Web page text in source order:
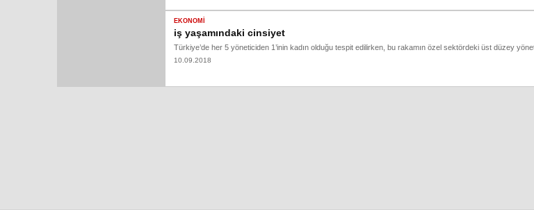
EKONOMI
iş yaşamındaki cinsiyet
Türkiye’de her 5 yöneticiden 1’inin kadın olduğu tespit edilirken, bu rakamın özel sektördeki üst düzey
10.09.2018